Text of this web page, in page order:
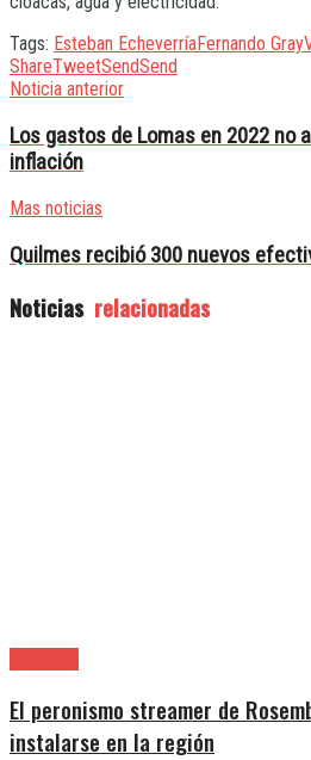
Tags: Esteban EcheverríaFernando Gray
ShareTweetSendSend
Noticia anterior
Los gastos de Lomas en 2022 no
inflación
Mas noticias
Quilmes recibió 300 nuevos
Noticias relacionadas
El peronismo streamer de
instalarse en la región